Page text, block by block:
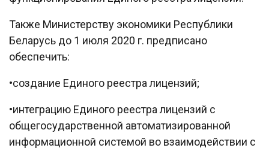
Также Министерству экономики Республики
Беларусь до 1 июля 2020 г. предписано
обеспечить:
•создание Единого реестра лицензий;
•интеграцию Единого реестра лицензий с
общегосударственной автоматизированной
информационной системой во взаимодействии с